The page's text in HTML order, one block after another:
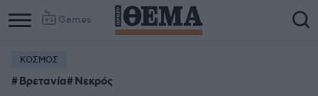
Games
ΚΟΣΜΟΣ
Βρετανία Νεκρός